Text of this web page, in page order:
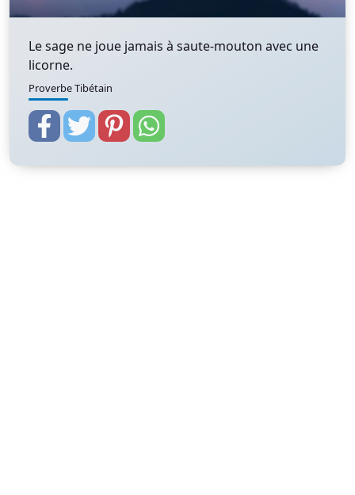
Le sage ne joue jamais à saute-mouton avec une
licorne.
Proverbe Tibétain